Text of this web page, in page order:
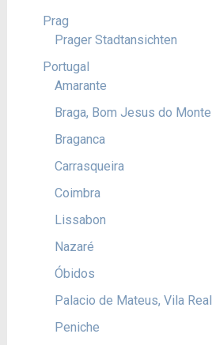
Prag
Prager Stadtansichten
Portugal
Amarante
Braga, Bom Jesus do Monte
Braganca
Carrasqueira
Coimbra
Lissabon
Nazaré
Óbidos
Palacio de Mateus, Vila Real
Peniche